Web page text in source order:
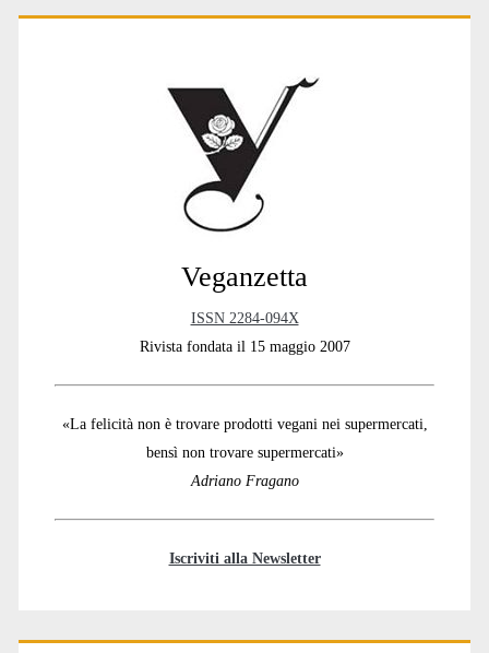
Primary
Veganzetta
ISSN 2284-094X
Rivista fondata il 15 maggio 2007
«La felicità non è trovare prodotti vegani nei supermercati,
bensì non trovare supermercati»
Adriano Fragano
Iscriviti alla Newsletter